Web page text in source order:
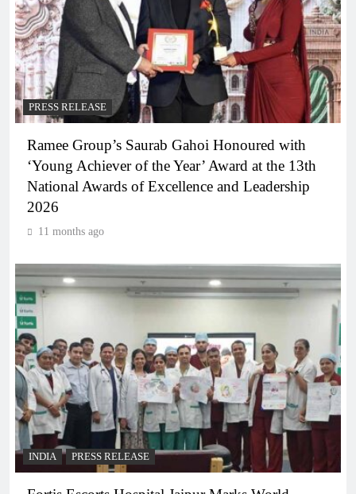
PRESS RELEASE
Ramee Group’s Saurab Gahoi Honoured with
‘Young Achiever of the Year’ Award at the 13th
National Awards of Excellence and Leadership
2026
11 months ago
INDIA PRESS RELEASE